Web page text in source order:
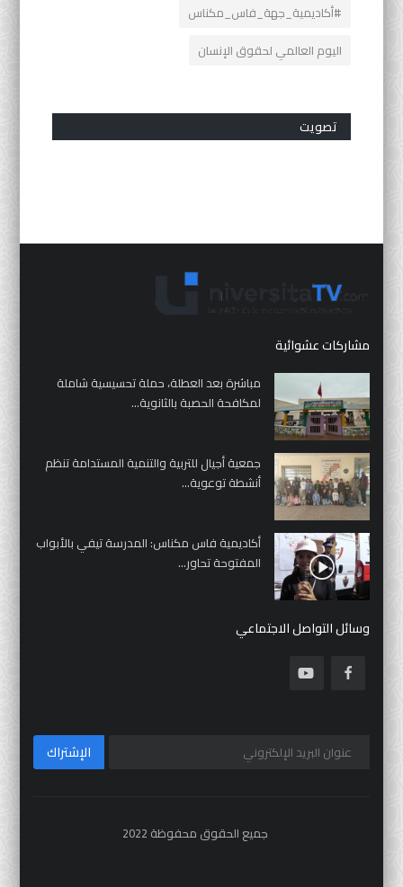
#أكاديمية_جهة_فاس_مكناس
اليوم العالمي لحقوق الإنسان
تصويت
مشاركات عشوائية
مباشرة بعد العطلة، حملة تحسيسية شاملة
لمكافحة الحصبة بالثانوية...
جمعية أجيال للتربية والتنمية المستدامة تنظم
أنشطة توعوية...
أكاديمية فاس مكناس: المدرسة تيفي بالأبواب
المفتوحة تحاور...
وسائل التواصل الاجتماعي
الإشتراك
جميع الحقوق محفوظة 2022